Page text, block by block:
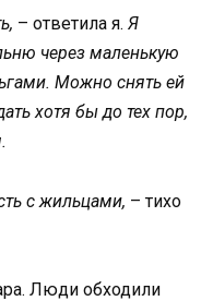
– ответила я. Я
через маленькую
Можно снять ей
хотя бы до тех пор,
с жильцами, – тихо
Люди обходили